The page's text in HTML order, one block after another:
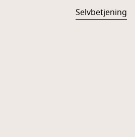
Selvbetjening